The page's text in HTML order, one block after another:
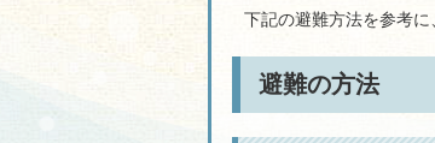
下記の避難方法を参考に
避難の方法